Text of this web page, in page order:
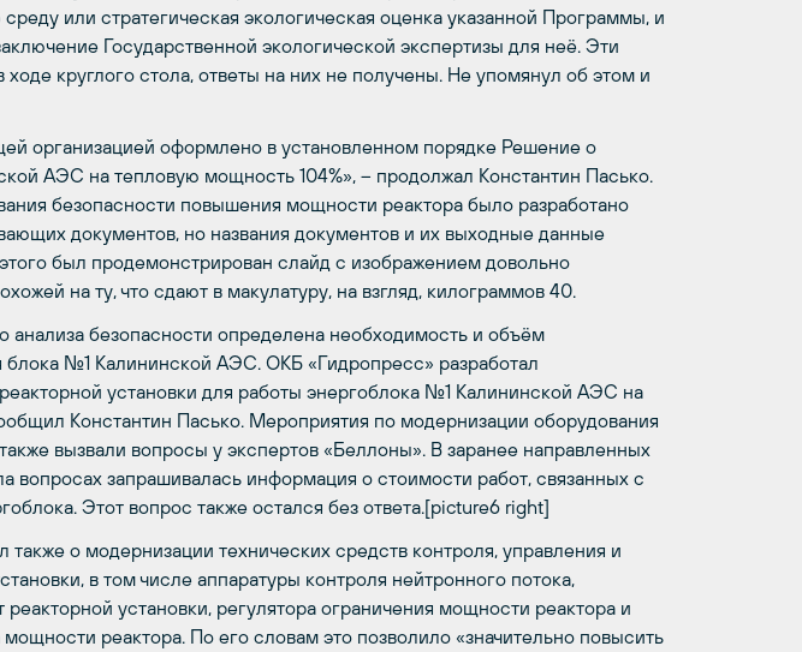
или стратегическая экологическая оценка указанной Программы, и
Государственной экологической экспертизы для неё. Эти
круглого стола, ответы на них не получены. Не упомянул об этом и
организацией оформлено в установленном порядке Решение о
АЭС на тепловую мощность 104%», – продолжал Константин Пасько.
безопасности повышения мощности реактора было разработано
документов, но названия документов и их выходные данные
был продемонстрирован слайд с изображением довольно
на ту, что сдают в макулатуру, на взгляд, килограммов 40.
анализа безопасности определена необходимость и объём
блока №1 Калининской АЭС. ОКБ «Гидропресс» разработал
установки для работы энергоблока №1 Калининской АЭС на
Константин Пасько. Мероприятия по модернизации оборудования
вызвали вопросы у экспертов «Беллоны». В заранее направленных
вопросах запрашивалась информация о стоимости работ, связанных с
Этот вопрос также остался без ответа.[picture6 right]
также о модернизации технических средств контроля, управления и
в том числе аппаратуры контроля нейтронного потока,
установки, регулятора ограничения мощности реактора и
мощности реактора. По его словам это позволило «значительно повысить